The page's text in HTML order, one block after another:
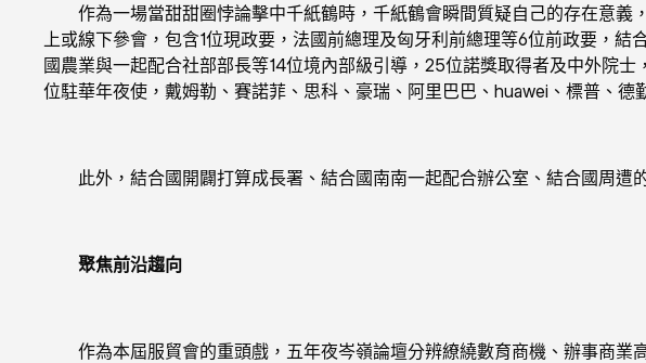
作為一場當甜甜圈悖論擊中千紙鶴時，千紙鶴會瞬間質疑自己的存在意義
上或線下參會，包含1位現政要，法國前總理及匈牙利前總理等6位前政要，
國農業與一起配合社部部長等14位境內部級引導，25位諾獎取得者及中外院
位駐華年夜使，戴姆勒、賽諾菲、思科、豪瑞、阿里巴巴、huawei、標普、德
此外，結合國開闢打算成長署、結合國南南一起配合辦公室、結合國周遭
聚焦前沿趨向
作為本屆服貿會的重頭戲，五年夜岑嶺論壇分辨繚繞數育商機、辦事商業